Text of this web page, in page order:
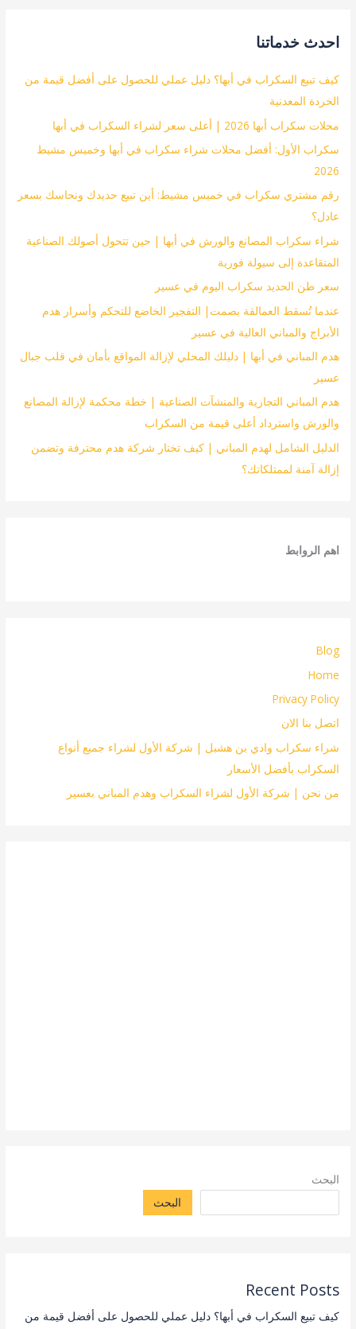
احدث خدماتنا
كيف تبيع السكراب في أبها؟ دليل عملي للحصول على أفضل قيمة من
الخردة المعدنية
محلات سكراب أبها 2026 | أعلى سعر لشراء السكراب في أبها
سكراب الأول: أفضل محلات شراء سكراب في أبها وخميس مشيط
2026
رقم مشتري سكراب في خميس مشيط: أين تبيع حديدك ونحاسك بسعر
عادل؟
شراء سكراب المصانع والورش في أبها | حين تتحول أصولك الصناعية
المتقاعدة إلى سيولة فورية
سعر طن الحديد سكراب اليوم في عسير
عندما تُسقط العمالقة بصمت| التفجير الخاضع للتحكم وأسرار هدم
الأبراج والمباني العالية في عسير
هدم المباني في أبها | دليلك المحلي لإزالة المواقع بأمان في قلب جبال
عسير
هدم المباني التجارية والمنشآت الصناعية | خطة محكمة لإزالة المصانع
والورش واسترداد أعلى قيمة من السكراب
الدليل الشامل لهدم المباني | كيف تختار شركة هدم محترفة وتضمن
إزالة آمنة لممتلكاتك؟
اهم الروابط
Blog
Home
Privacy Policy
اتصل بنا الان
شراء سكراب وادي بن هشبل | شركة الأول لشراء جميع أنواع
السكراب بأفضل الأسعار
من نحن | شركة الأول لشراء السكراب وهدم المباني بعسير
البحث
البحث
Recent Posts
كيف تبيع السكراب في أبها؟ دليل عملي للحصول على أفضل قيمة من